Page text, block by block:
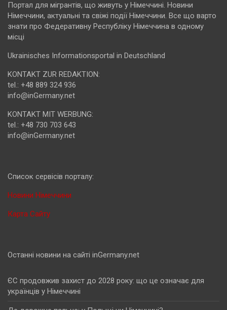
Портал для мігрантів, що живуть у Німеччині. Новини
Німеччини, актуальні та свіжі події Німеччини. Все що варто
знати про Федеративну Республіку Німеччина в одному
місці
Ukrainisches Informationsportal in Deutschland
KONTAKT ZUR REDAKTION:
tel.: +48 889 324 936
info@inGermany.net
KONTAKT MIT WERBUNG:
tel.: +48 730 703 643
info@inGermany.net
Cписок сервісів порталу:
Новини Німеччини
Карта Сайту
Останні новини на сайті inGermany.net
ЄС продовжив захист до 2028 року: що це означає для
українців у Німеччині